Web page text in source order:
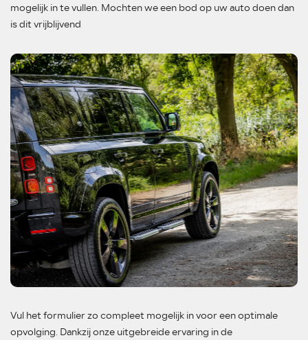
Contact
mogelijk in te vullen. Mochten we een bod op uw auto doen dan
is dit vrijblijvend
Vul het formulier zo compleet mogelijk in voor een optimale
opvolging. Dankzij onze uitgebreide ervaring in de